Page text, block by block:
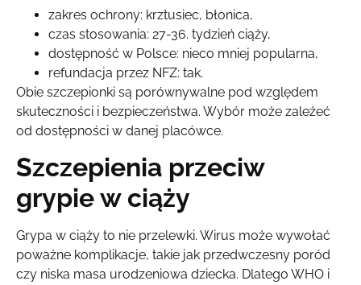
zakres ochrony: krztusiec, błonica,
czas stosowania: 27-36. tydzień ciąży,
dostępność w Polsce: nieco mniej popularna,
refundacja przez NFZ: tak.
Obie szczepionki są porównywalne pod względem
skuteczności i bezpieczeństwa. Wybór może zależeć
od dostępności w danej placówce.
Szczepienia przeciw
grypie w ciąży
Grypa w ciąży to nie przelewki. Wirus może wywołać
poważne komplikacje, takie jak przedwczesny poród
czy niska masa urodzeniowa dziecka. Dlatego WHO i